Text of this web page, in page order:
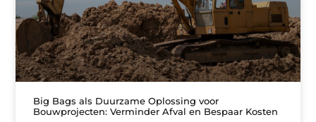
Big Bags als Duurzame Oplossing voor
Bouwprojecten: Verminder Afval en Bespaar Kosten